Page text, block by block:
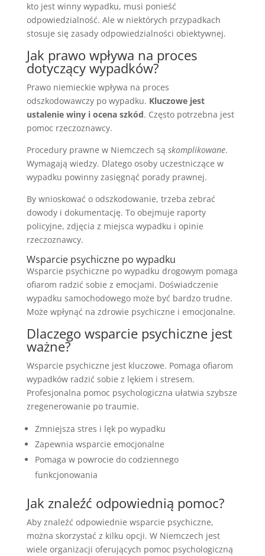
kto jest winny wypadku, musi ponieść
odpowiedzialność. Ale w niektórych przypadkach
stosuje się zasady odpowiedzialności obiektywnej.
Jak prawo wpływa na proces
dotyczący wypadków?
Prawo niemieckie wpływa na proces
odszkodowawczy po wypadku. Kluczowe jest
ustalenie winy i ocena szkód. Często potrzebna jest
pomoc rzeczoznawcy.
Procedury prawne w Niemczech są skomplikowane.
Wymagają wiedzy. Dlatego osoby uczestniczące w
wypadku powinny zasięgnąć porady prawnej.
By wnioskować o odszkodowanie, trzeba zebrać
dowody i dokumentację. To obejmuje raporty
policyjne, zdjęcia z miejsca wypadku i opinie
rzeczoznawcy.
Wsparcie psychiczne po wypadku
Wsparcie psychiczne po wypadku drogowym pomaga
ofiarom radzić sobie z emocjami. Doświadczenie
wypadku samochodowego może być bardzo trudne.
Może wpłynąć na zdrowie psychiczne i emocjonalne.
Dlaczego wsparcie psychiczne jest
ważne?
Wsparcie psychiczne jest kluczowe. Pomaga ofiarom
wypadków radzić sobie z lękiem i stresem.
Profesjonalna pomoc psychologiczna ułatwia szybsze
zregenerowanie po traumie.
Zmniejsza stres i lęk po wypadku
Zapewnia wsparcie emocjonalne
Pomaga w powrocie do codziennego
funkcjonowania
Jak znaleźć odpowiednią pomoc?
Aby znaleźć odpowiednie wsparcie psychiczne,
można skorzystać z kilku opcji. W Niemczech jest
wiele organizacji oferujących pomoc psychologiczną